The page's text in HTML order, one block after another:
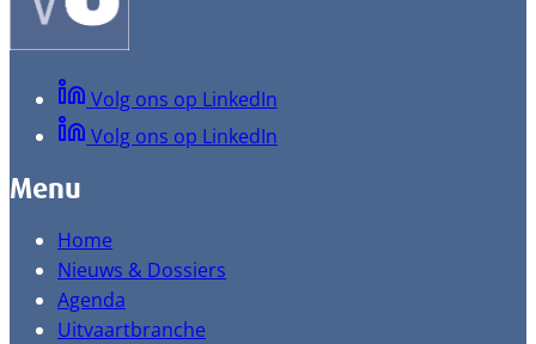
Volg ons op LinkedIn
Volg ons op LinkedIn
Menu
Home
Nieuws & Dossiers
Agenda
Uitvaartbranche